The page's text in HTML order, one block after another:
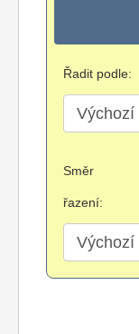
Řadit podle:
Směr
řazení: